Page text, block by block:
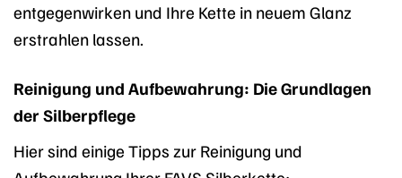
entgegenwirken und Ihre Kette in neuem Glanz
erstrahlen lassen.
Reinigung und Aufbewahrung: Die Grundlagen
der Silberpflege
Hier sind einige Tipps zur Reinigung und